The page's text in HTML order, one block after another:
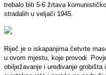
trebalo biti 5-6 žrtava
stradalih u veljači 1945.
Riječ je o iskapanjima četvrte
u ovom mjestu, koje provodi
obilježavanje i uređivanje grobišta